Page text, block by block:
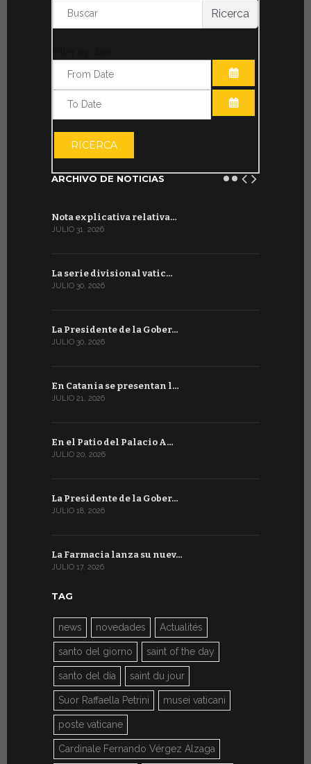
Ricerca
ABRIR EL
RICERCA
ARCHIVO DE NOTICIAS
Nota explicativa relativa…
JULIO 31, 2026
La serie divisional vatic…
JULIO 30, 2026
La Presidente de la Gober…
JULIO 30, 2026
En Catania se presentan l…
JULIO 21, 2026
En el Patio del Palacio A…
JULIO 20, 2026
La Presidente de la Gober…
JULIO 18, 2026
La Farmacia lanza su nuev…
JULIO 17, 2026
TAG
news novedades Actualités
santo del giorno saint of the day
santo del día saint du jour
Suor Raffaella Petrini musei vaticani
poste vaticane
Cardinale Fernando Vérgez Alzaga